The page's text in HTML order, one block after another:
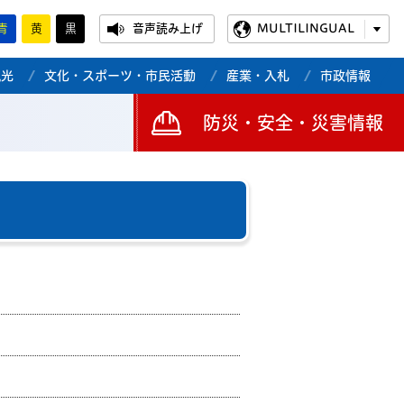
黄 黒 音声読み上げ MULTILINGUAL
文化・スポーツ・市民活動 産業・入札 市政情報
防災・安全・災害情報